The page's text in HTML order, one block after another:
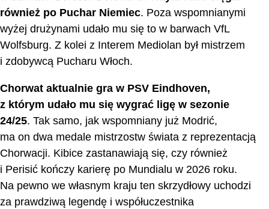
również po Puchar Niemiec. Poza wspomnianymi
wyżej drużynami udało mu się to w barwach VfL
Wolfsburg. Z kolei z Interem Mediolan był mistrzem
i zdobywcą Pucharu Włoch.
Chorwat aktualnie gra w PSV Eindhoven,
z którym udało mu się wygrać ligę w sezonie
24/25. Tak samo, jak wspomniany już Modrić,
ma on dwa medale mistrzostw świata z reprezentacją
Chorwacji. Kibice zastanawiają się, czy również
i Perisić kończy karierę po Mundialu w 2026 roku.
Na pewno we własnym kraju ten skrzydłowy uchodzi
za prawdziwą legendę i współuczestnika